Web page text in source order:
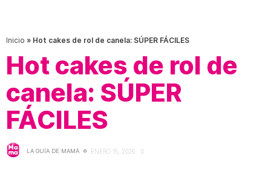
Inicio » Hot cakes de rol de canela: SÚPER FÁCILES
Hot cakes de rol de
canela: SÚPER
FÁCILES
LA GUÍA DE MAMÁ ENERO 15, 2026 0